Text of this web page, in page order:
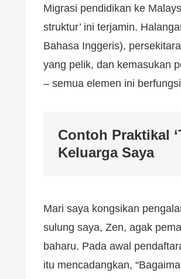
Migrasi pendidikan ke
struktur’ ini terjamin.
Bahasa Inggeris),
yang pelik, dan kemasukan
– semua elemen ini
Contoh Praktikal
Keluarga Saya
Mari saya kongsikan
sulung saya, Zen, agak
baharu. Pada awal
itu mencadangkan,